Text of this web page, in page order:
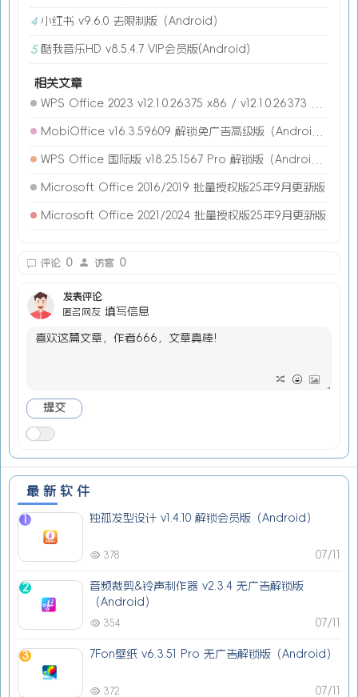
4 小红书 v9.6.0 去限制版（Android）
5 酷我音乐HD v8.5.4.7 VIP会员版(Android)
相关文章
WPS Office 2023 v12.1.0.26375 x86 / v12.1.0.26373 x64 2026.06.15 专业增强版
MobiOffice v16.3.59609 解锁免广告高级版（Android）
WPS Office 国际版 v18.25.1567 Pro 解锁版（Android）
Microsoft Office 2016/2019 批量授权版25年9月更新版
Microsoft Office 2021/2024 批量授权版25年9月更新版
评论 0 访客 0
发表评论
匿名网友 填写信息
最新软件
1 独孤发型设计 v1.4.10 解锁会员版（Android）
07/11
378
2
音频裁剪&铃声制作器 v2.3.4 无广告解锁版
（Android）
07/11
354
3 7Fon壁纸 v6.3.51 Pro 无广告解锁版（Android）
07/11
372